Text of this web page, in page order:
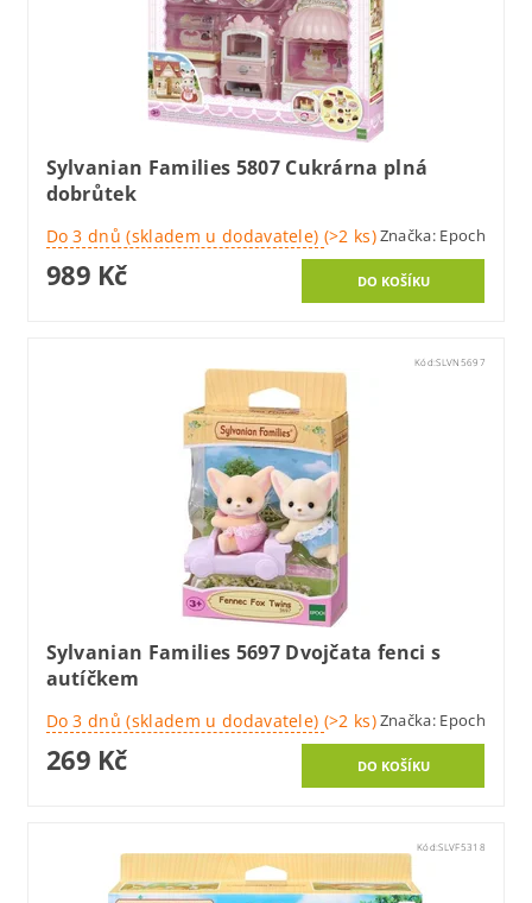
Sylvanian Families 5807 Cukrárna plná
dobrůtek
Do 3 dnů (skladem u dodavatele) (>2 ks)Značka: Epoch
989 Kč
Kód:SLVN5697
Sylvanian Families 5697 Dvojčata fenci s
autíčkem
Do 3 dnů (skladem u dodavatele) (>2 ks)Značka: Epoch
269 Kč
Kód:SLVF5318